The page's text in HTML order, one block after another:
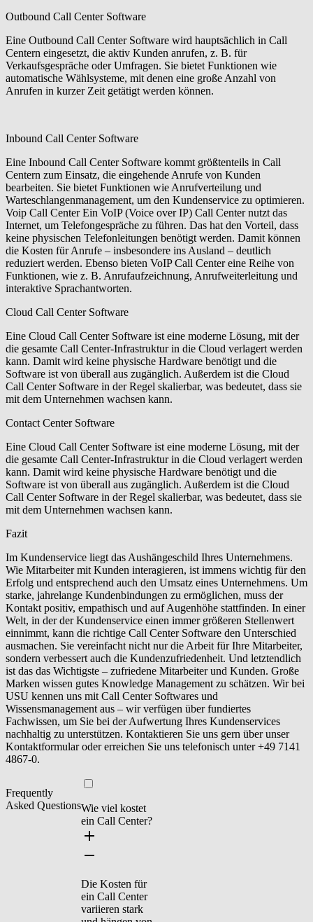
Outbound Call Center Software
Eine Outbound Call Center Software wird hauptsächlich in Call
Centern eingesetzt, die aktiv Kunden anrufen, z. B. für
Verkaufsgespräche oder Umfragen. Sie bietet Funktionen wie
automatische Wählsysteme, mit denen eine große Anzahl von
Anrufen in kurzer Zeit getätigt werden können.
Inbound Call Center Software
Eine Inbound Call Center Software kommt größtenteils in Call
Centern zum Einsatz, die eingehende Anrufe von Kunden
bearbeiten. Sie bietet Funktionen wie Anrufverteilung und
Warteschlangenmanagement, um den Kundenservice zu optimieren.
Voip Call Center Ein VoIP (Voice over IP) Call Center nutzt das
Internet, um Telefongespräche zu führen. Das hat den Vorteil, dass
keine physischen Telefonleitungen benötigt werden. Damit können
die Kosten für Anrufe – insbesondere ins Ausland – deutlich
reduziert werden. Ebenso bieten VoIP Call Center eine Reihe von
Funktionen, wie z. B. Anrufaufzeichnung, Anrufweiterleitung und
interaktive Sprachantworten.
Cloud Call Center Software
Eine Cloud Call Center Software ist eine moderne Lösung, mit der
die gesamte Call Center-Infrastruktur in die Cloud verlagert werden
kann. Damit wird keine physische Hardware benötigt und die
Software ist von überall aus zugänglich. Außerdem ist die Cloud
Call Center Software in der Regel skalierbar, was bedeutet, dass sie
mit dem Unternehmen wachsen kann.
Contact Center Software
Eine Cloud Call Center Software ist eine moderne Lösung, mit der
die gesamte Call Center-Infrastruktur in die Cloud verlagert werden
kann. Damit wird keine physische Hardware benötigt und die
Software ist von überall aus zugänglich. Außerdem ist die Cloud
Call Center Software in der Regel skalierbar, was bedeutet, dass sie
mit dem Unternehmen wachsen kann.
Fazit
Im Kundenservice liegt das Aushängeschild Ihres Unternehmens.
Wie Mitarbeiter mit Kunden interagieren, ist immens wichtig für den
Erfolg und entsprechend auch den Umsatz eines Unternehmens. Um
starke, jahrelange Kundenbindungen zu ermöglichen, muss der
Kontakt positiv, empathisch und auf Augenhöhe stattfinden. In einer
Welt, in der der Kundenservice einen immer größeren Stellenwert
einnimmt, kann die richtige Call Center Software den Unterschied
ausmachen. Sie vereinfacht nicht nur die Arbeit für Ihre Mitarbeiter,
sondern verbessert auch die Kundenzufriedenheit. Und letztendlich
ist das das Wichtigste – zufriedene Mitarbeiter und Kunden. Große
Marken wissen gutes Knowledge Management zu schätzen. Wir bei
USU kennen uns mit Call Center Softwares und
Wissensmanagement aus – wir verfügen über fundiertes
Fachwissen, um Sie bei der Aufwertung Ihres Kundenservices
nachhaltig zu unterstützen. Kontaktieren Sie uns gern über unser
Kontaktformular oder erreichen Sie uns telefonisch unter +49 7141
4867-0.
Frequently
Asked QuestionsWie viel kostet
ein Call Center?
Die Kosten für
ein Call Center
variieren stark